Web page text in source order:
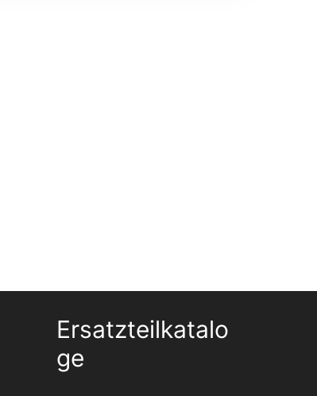
Ersatzteilkatalo
Ge